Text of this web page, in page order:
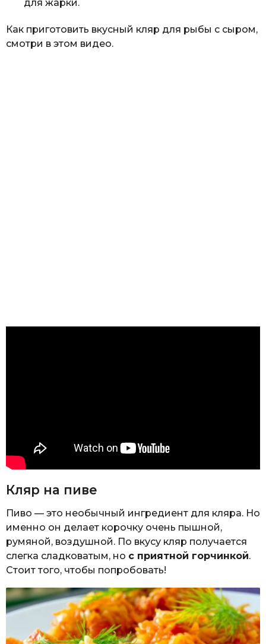
для жарки.
Как приготовить вкусный кляр для рыбы с сыром,
смотри в этом видео.
Кляр на пиве
Пиво — это необычный ингредиент для кляра. Но
именно он делает корочку очень пышной,
румяной, воздушной. По вкусу кляр получается
слегка сладковатым, но с приятной горчинкой.
Стоит того, чтобы попробовать!